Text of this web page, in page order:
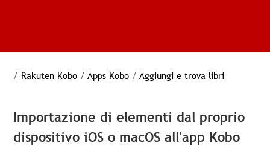
/ Rakuten Kobo / Apps Kobo / Aggiungi e trova libri
Importazione di elementi dal proprio
dispositivo iOS o macOS all'app Kobo